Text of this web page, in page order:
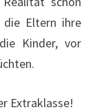
Eltern ihre
Kinder, vor
Extraklasse!